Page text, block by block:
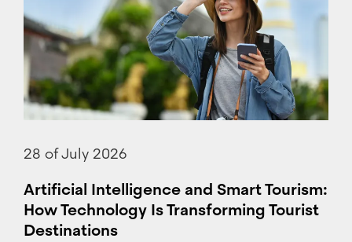
28 of July 2026
Artificial Intelligence and Smart Tourism:
How Technology Is Transforming Tourist
Destinations